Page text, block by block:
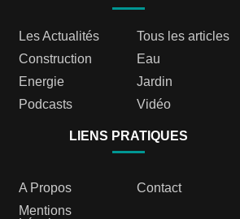
Les Actualités
Tous les articles
Construction
Eau
Energie
Jardin
Podcasts
Vidéo
LIENS PRATIQUES
A Propos
Contact
Mentions